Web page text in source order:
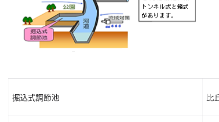
掘込式調節池 比